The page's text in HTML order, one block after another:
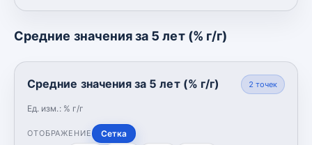
Средние значения за 5 лет (% г/г)
Средние значения за 5 лет (% г/г)
Ед. изм.: % г/г
2 точек
ОТОБРАЖЕНИЕ Сетка